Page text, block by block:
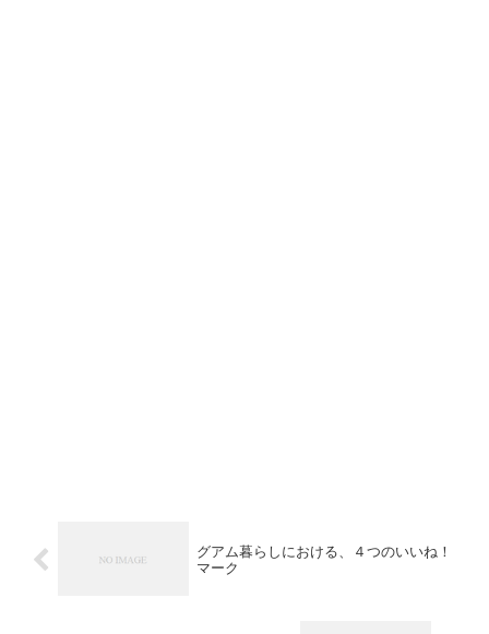
グアム暮らしにおける、４つのいいね！
マーク